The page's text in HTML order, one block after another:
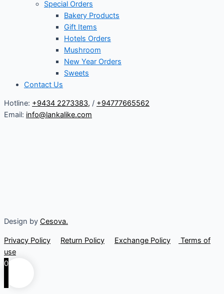
Special Orders
Bakery Products
Gift Items
Hotels Orders
Mushroom
New Year Orders
Sweets
Contact Us
Hotline: +9434 2273383, / +94777665562
Email: info@lankalike.com
Design by Cesova.
Privacy Policy Return Policy Exchange Policy
Terms of
use
0